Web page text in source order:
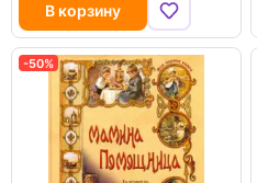
В корзину
-50%